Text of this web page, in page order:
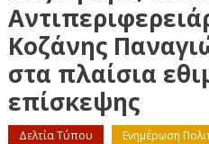
Κοζάνης
στα πλαίσια
επίσκεψης
Δελτία Τύπου Ενημέρωση